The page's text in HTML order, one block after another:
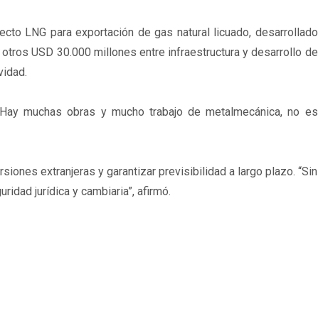
LNG para exportación de gas natural licuado, desarrollado
USD 30.000 millones entre infraestructura y desarrollo de
muchas obras y mucho trabajo de metalmecánica, no es
extranjeras y garantizar previsibilidad a largo plazo. “Sin
jurídica y cambiaria”, afirmó.